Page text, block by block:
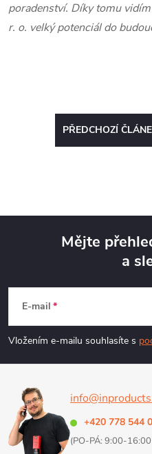
poradenství. Díky tomu
r. o. velký potenciál do
PŘEDCHOZÍ
p
a
Mějte
a
E-mail
Vložením e-mailu souhlasíte s
+420 778 544
(PO-PÁ: 9:00-16:00